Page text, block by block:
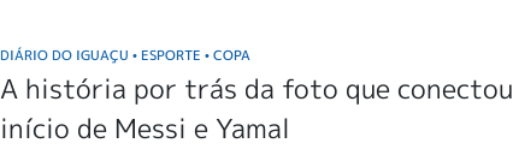
DIÁRIO DO IGUAÇU• ESPORTE• COPA
A história por trás da foto que conectou
início de Messi e Yamal